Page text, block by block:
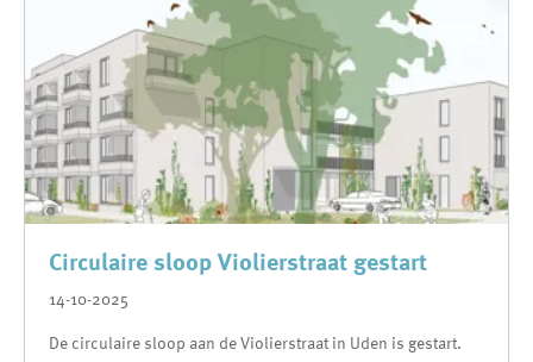
Circulaire sloop Violierstraat gestart
14-10-2025
De circulaire sloop aan de Violierstraat in Uden is gestart.